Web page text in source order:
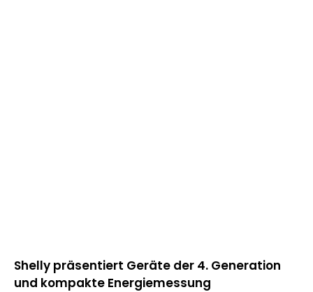
Shelly präsentiert Geräte der 4. Generation
und kompakte Energiemessung